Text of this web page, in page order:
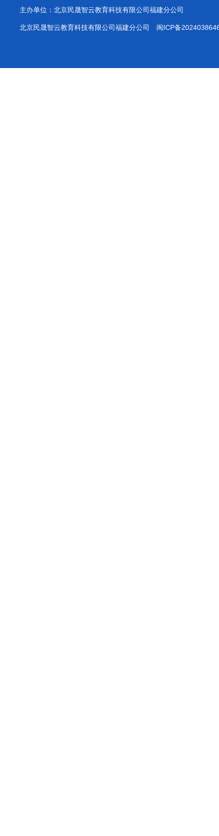
主办单位：北京民晟智云教育科技有限公司福建分公司
北京民晟智云教育科技有限公司福建分公司 闽ICP备